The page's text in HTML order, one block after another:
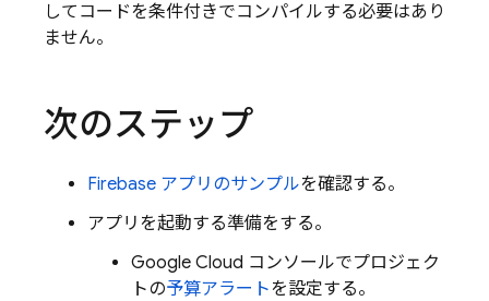
してコードを条件付きでコンパイルする必要はあり
ません。
次のステップ
Firebase アプリのサンプルを確認する。
アプリを起動する準備をする。
Google Cloud コンソールでプロジェク
トの予算アラートを設定する。